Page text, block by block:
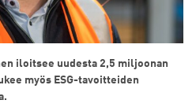
iloitsee uudesta 2,5 miljoonan
myös ESG-tavoitteiden